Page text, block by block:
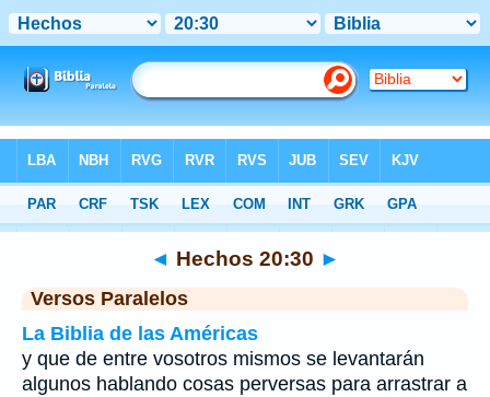
>Hechos Capítulo 20 > Verso 30
◄ Hechos 20:30 ►
Versos Paralelos
La Biblia de las Américas
y que de entre vosotros mismos se levantarán
algunos hablando cosas perversas para arrastrar a